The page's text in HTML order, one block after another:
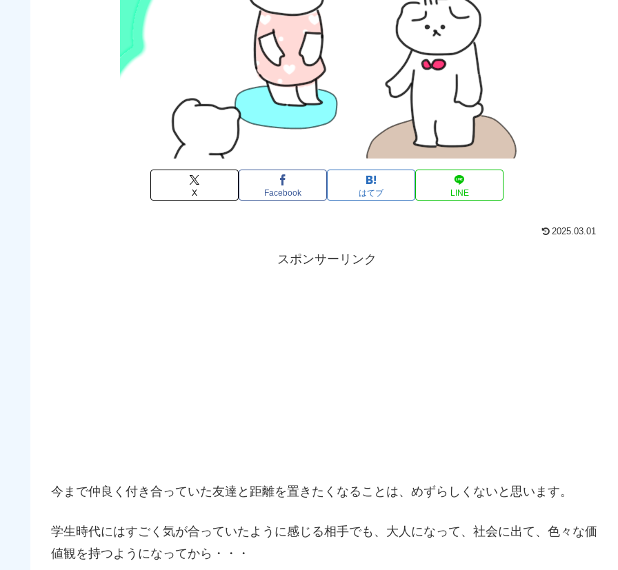
X Facebook はてブ LINE
2025.03.01
スポンサーリンク
今まで仲良く付き合っていた友達と距離を置きたくなることは、めずらしくないと思います。
学生時代にはすごく気が合っていたように感じる相手でも、大人になって、社会に出て、色々な価
値観を持つようになってから・・・